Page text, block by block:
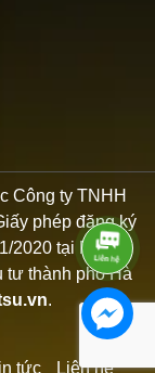
Công ty TNHH
phép đăng ký
2020 tại Phòng
tư thành phố Hà
.
tức Liên hệ